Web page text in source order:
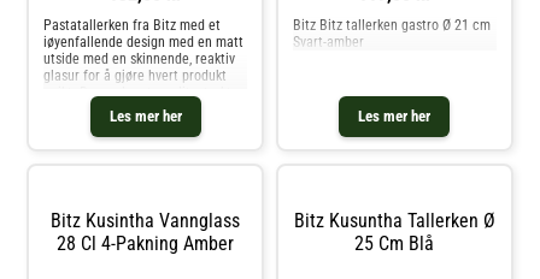
Les mer her
Pastatallerken fra Bitz med et
iøyenfallende design med en matt
utside med en skinnende, reaktiv
glasur for å gjøre hvert produkt
stentøy i forskjellige farger å
velge mellom. Variasjon i
utseende kan forekomme.
reaktiv glasur på innsiden.- Matt
utside.- Laget av stentøy.
Vedlikeholdsinstruksjoner for
Les mer her
Bitz Bitz tallerken gastro Ø 21 cm
Svart-amber
Bitz Kusintha Vannglass
28 Cl 4-Pakning Amber
Bitz Kusuntha Tallerken Ø
25 Cm Blå